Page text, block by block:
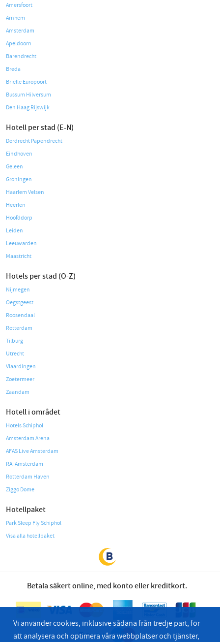
Amersfoort
Arnhem
Amsterdam
Apeldoorn
Barendrecht
Breda
Brielle Europoort
Bussum Hilversum
Den Haag Rijswijk
Hotell per stad (E-N)
Dordrecht Papendrecht
Eindhoven
Geleen
Groningen
Haarlem Velsen
Heerlen
Hoofddorp
Leiden
Leeuwarden
Maastricht
Hotels per stad (O-Z)
Nijmegen
Oegstgeest
Roosendaal
Rotterdam
Tilburg
Utrecht
Vlaardingen
Zoetermeer
Zaandam
Hotell i området
Hotels Schiphol
Amsterdam Arena
AFAS Live Amsterdam
RAI Amsterdam
Rotterdam Haven
Ziggo Dome
Hotellpaket
Park Sleep Fly Schiphol
Visa alla hotellpaket
Betala säkert online, med konto eller kreditkort.
Vi använder cookies, inklusive sådana från tredje part, för
att analysera och optimera våra webbplatser och tjänster,